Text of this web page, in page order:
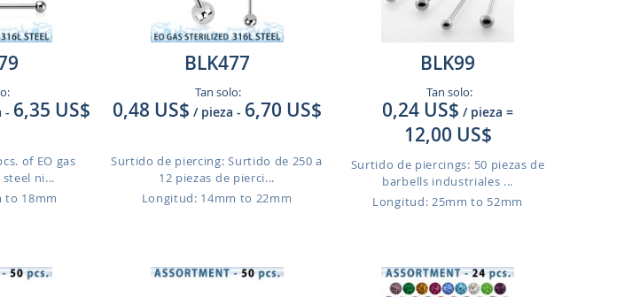
- 6,35 US$
of EO gas
ni...
to 18mm
BLK477
Tan solo:
0,48 US$ / pieza - 6,70 US$
Surtido de piercing: Surtido de 250 a
12 piezas de pierci...
Longitud: 14mm to 22mm
BLK99
Tan solo:
0,24 US$ / pieza =
12,00 US$
Surtido de piercings: 50 piezas de
barbells industriales ...
Longitud: 25mm to 52mm